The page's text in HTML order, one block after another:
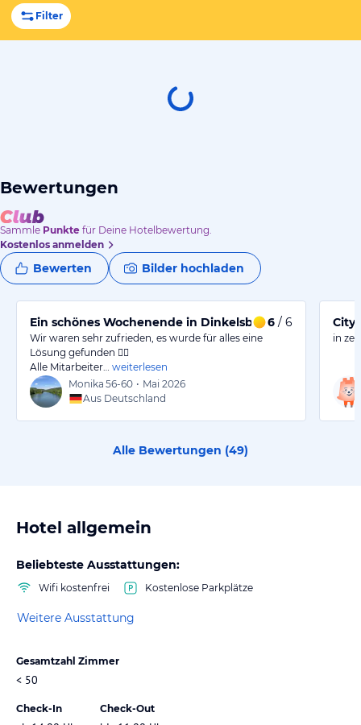
Filter
Bewertungen
Sammle Punkte für Deine Hotelbewertung.
Kostenlos anmelden
Bewerten Bilder hochladen
Ein schönes Wochenende in Dinkelsbühl 😀
6 / 6
Wir waren sehr zufrieden, es wurde für alles eine
Lösung gefunden 👍🏼
Alle Mitarbeiter…
weiterlesen
Monika 56-60 • Mai 2026
Aus Deutschland
in
Alle Bewertungen (49)
Hotel allgemein
Beliebteste Ausstattungen:
Wifi kostenfrei Kostenlose Parkplätze
Weitere Ausstattung
Gesamtzahl Zimmer
< 50
Check-In Check-Out